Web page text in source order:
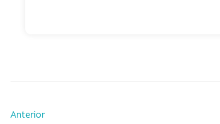
Anterior